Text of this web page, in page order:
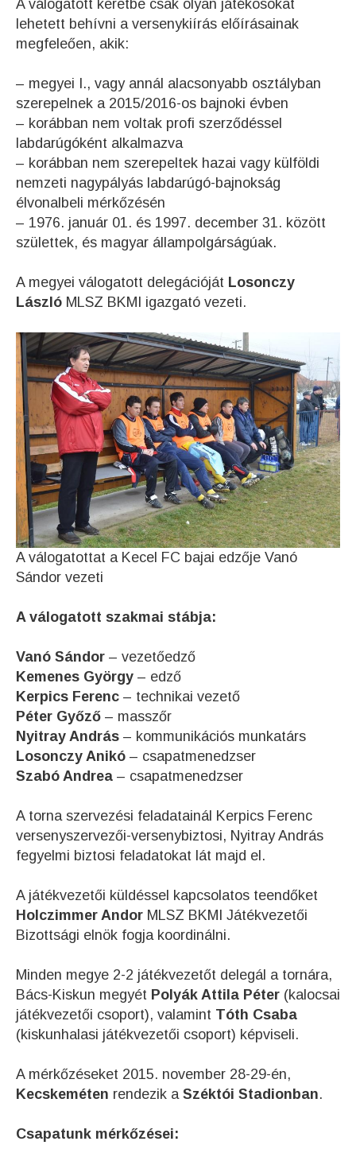
A válogatott keretbe csak olyan játékosokat
lehetett behívni a versenykiírás előírásainak
megfeleően, akik:
– megyei I., vagy annál alacsonyabb osztályban
szerepelnek a 2015/2016-os bajnoki évben
– korábban nem voltak profi szerződéssel
labdarúgóként alkalmazva
– korábban nem szerepeltek hazai vagy külföldi
nemzeti nagypályás labdarúgó-bajnokság
élvonalbeli mérkőzésén
– 1976. január 01. és 1997. december 31. között
születtek, és magyar állampolgárságúak.
A megyei válogatott delegációját Losonczy
László MLSZ BKMI igazgató vezeti.
A válogatottat a Kecel FC bajai edzője Vanó
Sándor vezeti
A válogatott szakmai stábja:
Vanó Sándor – vezetőedző
Kemenes György – edző
Kerpics Ferenc – technikai vezető
Péter Győző – masszőr
Nyitray András – kommunikációs munkatárs
Losonczy Anikó – csapatmenedzser
Szabó Andrea – csapatmenedzser
A torna szervezési feladatainál Kerpics Ferenc
versenyszervezői-versenybiztosi, Nyitray András
fegyelmi biztosi feladatokat lát majd el.
A játékvezetői küldéssel kapcsolatos teendőket
Holczimmer Andor MLSZ BKMI Játékvezetői
Bizottsági elnök fogja koordinálni.
Minden megye 2-2 játékvezetőt delegál a tornára,
Bács-Kiskun megyét Polyák Attila Péter (kalocsai
játékvezetői csoport), valamint Tóth Csaba
(kiskunhalasi játékvezetői csoport) képviseli.
A mérkőzéseket 2015. november 28-29-én,
Kecskeméten rendezik a Széktói Stadionban.
Csapatunk mérkőzései: